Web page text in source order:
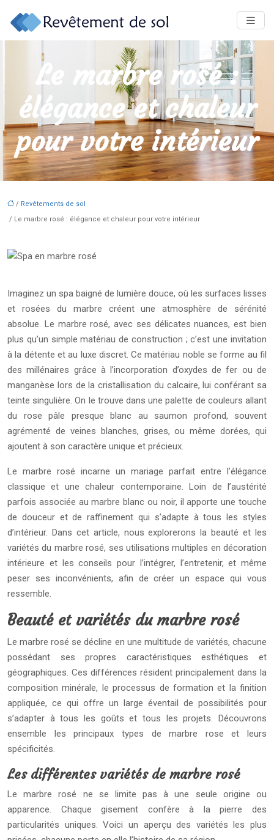
Le marbre rosé :
élégance et chaleur
pour votre intérieur
/ Revêtements de sol
/ Le marbre rosé : élégance et chaleur pour votre intérieur
Imaginez un spa baigné de lumière douce, où les surfaces lisses
et rosées du marbre créent une atmosphère de sérénité
absolue. Le marbre rosé, avec ses délicates nuances, est bien
plus qu’un simple matériau de construction ; c’est une invitation
à la détente et au luxe discret. Ce matériau noble se forme au fil
des millénaires grâce à l’incorporation d’oxydes de fer ou de
manganèse lors de la cristallisation du calcaire, lui conférant sa
teinte singulière. On le trouve dans une palette de couleurs allant
du rose pâle presque blanc au saumon profond, souvent
agrémenté de veines blanches, grises, ou même dorées, qui
ajoutent à son caractère unique et précieux.
Le marbre rosé incarne un mariage parfait entre l’élégance
classique et une chaleur contemporaine. Loin de l’austérité
parfois associée au marbre blanc ou noir, il apporte une touche
de douceur et de raffinement qui s’adapte à tous les styles
d’intérieur. Dans cet article, nous explorerons la beauté et les
variétés du marbre rosé, ses utilisations multiples en décoration
intérieure et les conseils pour l’intégrer, l’entretenir, et même
peser ses inconvénients, afin de créer un espace qui vous
ressemble.
Beauté et variétés du marbre rosé
Le marbre rosé se décline en une multitude de variétés, chacune
possédant ses propres caractéristiques esthétiques et
géographiques. Ces différences résident principalement dans la
composition minérale, le processus de formation et la finition
appliquée, ce qui offre un large éventail de possibilités pour
s’adapter à tous les goûts et tous les projets. Découvrons
ensemble les principaux types de marbre rose et leurs
spécificités.
Les différentes variétés de marbre rosé
Le marbre rosé ne se limite pas à une seule origine ou
apparence. Chaque gisement confère à la pierre des
particularités uniques. Voici un aperçu des variétés les plus